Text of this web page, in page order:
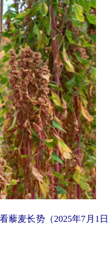
麦长势（2025年7月1日